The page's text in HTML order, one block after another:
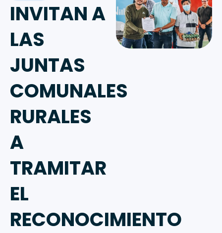
INVITAN A
LAS
JUNTAS
COMUNALES
RURALES
A
TRAMITAR
EL
RECONOCIMIENTO